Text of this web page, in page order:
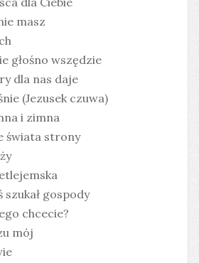
masz
głośno wszędzie
dla nas daje
(Jezusek czuwa)
i zimna
świata strony
szukał gospody
chcecie?
mój